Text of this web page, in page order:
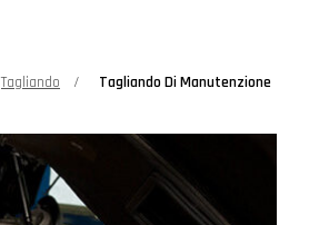
Tagliando Tagliando Di Manutenzione